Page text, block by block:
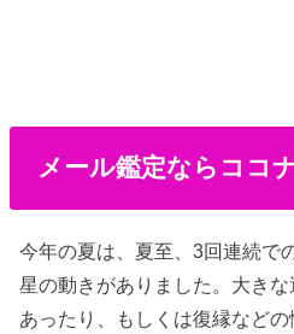
メール鑑定ならココ
今年の夏は、夏至、3回連続で
星の動きがありました。大き
あったり、もしくは復縁など